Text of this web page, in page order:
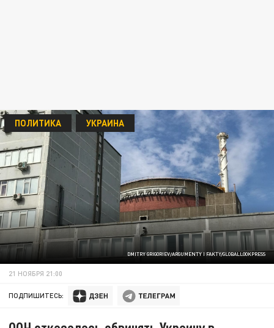
DMITRY GRIGORIEV/ARGUMENTY I FAKTY/GLOBALLOOKPRESS
ПОЛИТИКА УКРАИНА
21 НОЯБРЯ 21:00
ПОДПИШИТЕСЬ: